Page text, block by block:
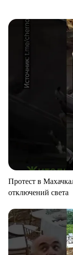
Протест в
отключений света